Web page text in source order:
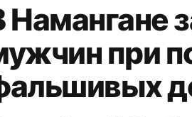
Намангане
при